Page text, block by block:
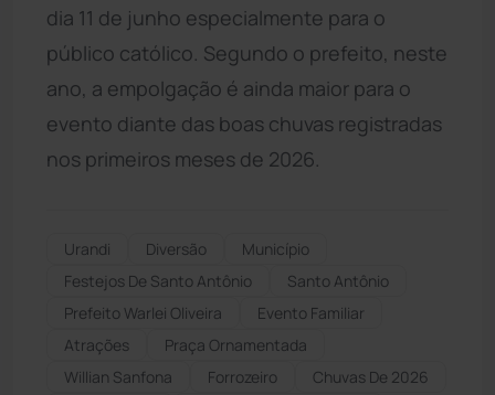
dia 11 de junho especialmente para o
público católico. Segundo o prefeito, neste
ano, a empolgação é ainda maior para o
evento diante das boas chuvas registradas
nos primeiros meses de 2026.
Urandi Diversão
Município
Festejos De Santo Antônio
Santo Antônio
Prefeito Warlei Oliveira
Evento Familiar
Atrações
Praça Ornamentada
Willian Sanfona
Forrozeiro Chuvas De 2026